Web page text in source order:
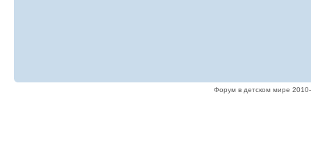
Форум в детском мире